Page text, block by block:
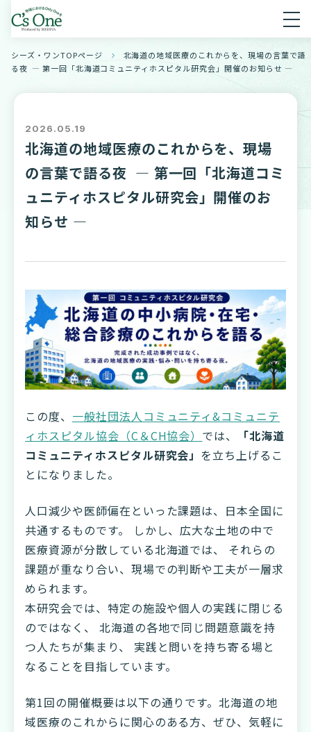
シーズ・ワンTOPページ
北海道の地域医療のこれからを、現場の言葉で語
る夜 ― 第一回「北海道コミュニティホスピタル研究会」開催のお知らせ ―
2026.05.19
北海道の地域医療のこれからを、現場
の言葉で語る夜 ― 第一回「北海道コミ
ュニティホスピタル研究会」開催のお
知らせ ―
この度、 一般社団法人コミュニティ&コミュニテ
ィホスピタル協会（C＆CH協会） では、
「北海道
コミュニティホスピタル研究会」 を立ち上げるこ
とになりました。
人口減少や医師偏在といった課題は、日本全国に
共通するものです。 しかし、広大な土地の中で
医療資源が分散している北海道では、 それらの
課題が重なり合い、現場での判断や工夫が一層求
められます。
本研究会では、特定の施設や個人の実践に閉じる
のではなく、 北海道の各地で同じ問題意識を持
つ人たちが集まり、 実践と問いを持ち寄る場と
なることを目指しています。
第1回の開催概要は以下の通りです。北海道の地
域医療のこれからに関心のある方、ぜひ、気軽に